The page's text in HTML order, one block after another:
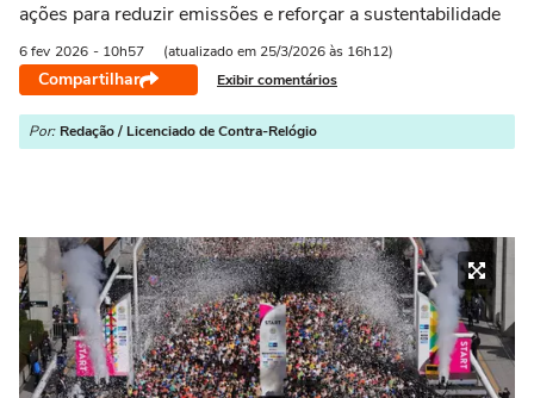
ações para reduzir emissões e reforçar a sustentabilidade
6 fev 2026 - 10h57 (atualizado em 25/3/2026 às 16h12)
Compartilhar Exibir comentários
Por: Redação / Licenciado de Contra-Relógio